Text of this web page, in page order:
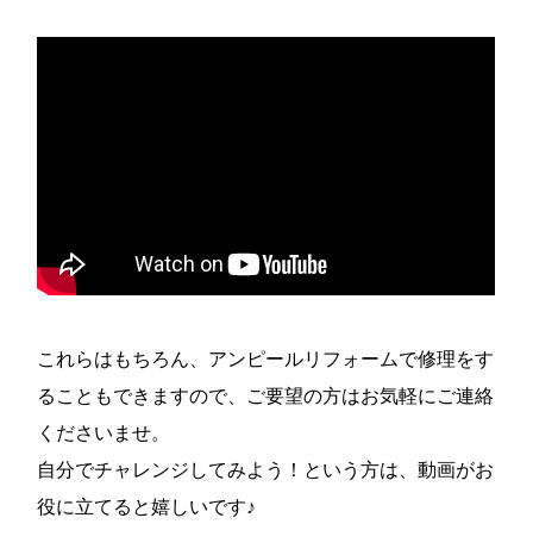
これらはもちろん、アンピールリフォームで修理をす
ることもできますので、ご要望の方はお気軽にご連絡
くださいませ。
自分でチャレンジしてみよう！という方は、動画がお
役に立てると嬉しいです♪